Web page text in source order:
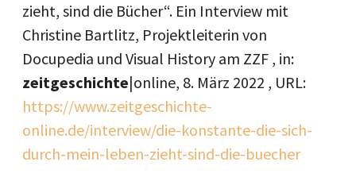
zieht, sind die Bücher“. Ein Interview mit
Christine Bartlitz, Projektleiterin von
Docupedia und Visual History am ZZF , in:
zeitgeschichte|online, 8. März 2022 , URL:
https://www.zeitgeschichte-
online.de/interview/die-konstante-die-sich-
durch-mein-leben-zieht-sind-die-buecher